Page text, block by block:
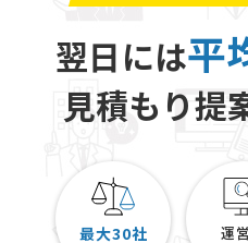
翌日には平
見積もり提
最大30社 運